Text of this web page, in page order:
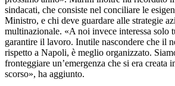
sindacati, che consiste nel conciliare le
Ministro, e chi deve guardare alle strategie
multinazionale. «A noi invece interessa solo
garantire il lavoro. Inutile nascondere che il
rispetto a Napoli, è meglio organizzato.
fronteggiare un’emergenza che si era creata
scorso», ha aggiunto.